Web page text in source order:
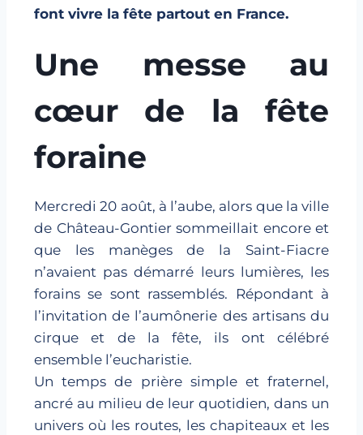
font vivre la fête partout en France.
Une messe au
cœur de la fête
foraine
Mercredi 20 août, à l’aube, alors que la ville
de Château-Gontier sommeillait encore et
que les manèges de la Saint-Fiacre
n’avaient pas démarré leurs lumières, les
forains se sont rassemblés. Répondant à
l’invitation de l’aumônerie des artisans du
cirque et de la fête, ils ont célébré
ensemble l’eucharistie.
Un temps de prière simple et fraternel,
ancré au milieu de leur quotidien, dans un
univers où les routes, les chapiteaux et les